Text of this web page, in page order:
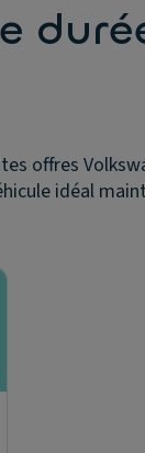
offres
idéal